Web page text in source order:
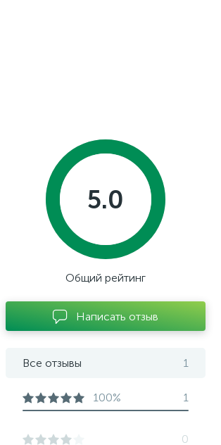
5.0
Общий рейтинг
Написать отзыв
Все отзывы 1
100% 1
0